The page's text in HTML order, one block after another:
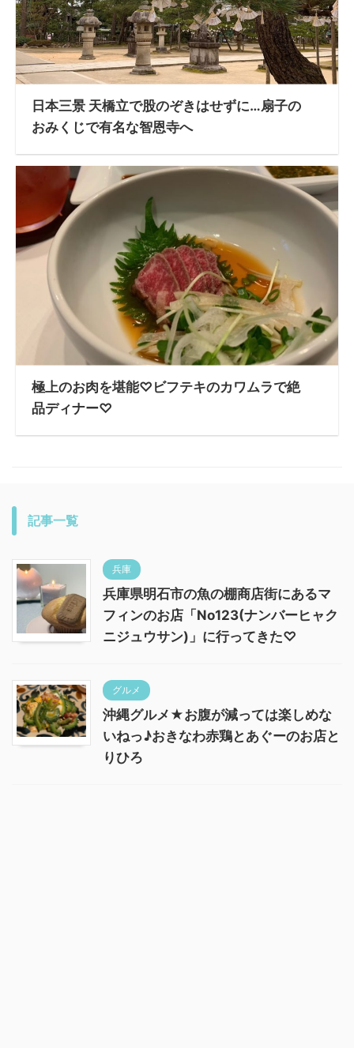
日本三景 天橋立で股のぞきはせずに…扇子の
おみくじで有名な智恩寺へ
極上のお肉を堪能♡ビフテキのカワムラで絶
品ディナー♡
記事一覧
兵庫
兵庫県明石市の魚の棚商店街にあるマ
フィンのお店「No123(ナンバーヒャク
ニジュウサン)」に行ってきた♡
グルメ
沖縄グルメ★お腹が減っては楽しめな
いねっ♪おきなわ赤鶏とあぐーのお店と
りひろ